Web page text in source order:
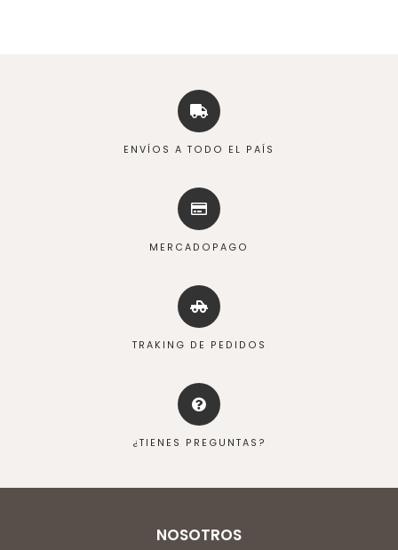
ENVÍOS A TODO EL PAÍS
MERCADOPAGO
TRAKING DE PEDIDOS
¿TIENES PREGUNTAS?
NOSOTROS